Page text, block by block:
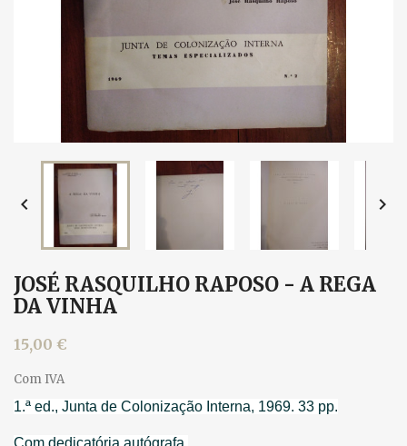
 
JOSÉ RASQUILHO RAPOSO - A REGA
DA VINHA
15,00 €
Com IVA
1.ª ed., Junta de Colonização Interna, 1969. 33 pp.
Com dedicatória autógrafa.